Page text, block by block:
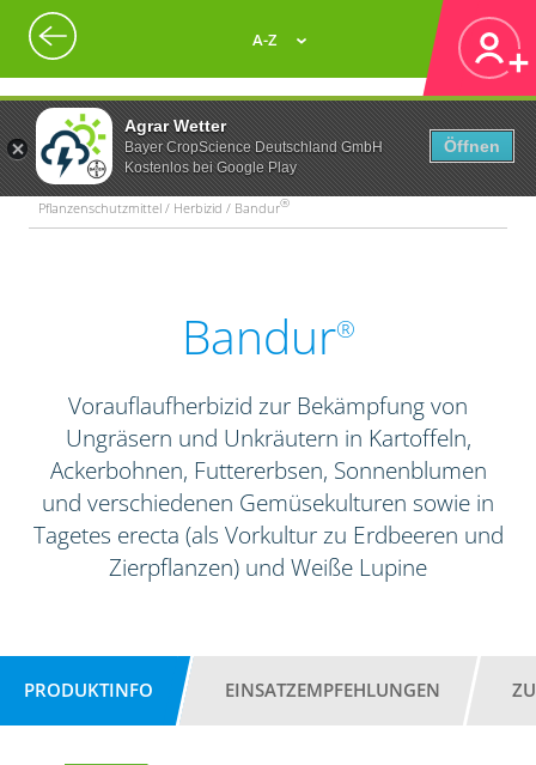
Agrar Wetter
Bayer CropScience Deutschland GmbH
Kostenlos bei Google Play
Öffnen
A-Z
Pflanzenschutzmittel / Herbizid / Bandur®
Bandur®
Vorauflaufherbizid zur Bekämpfung von
Ungräsern und Unkräutern in Kartoffeln,
Ackerbohnen, Futtererbsen, Sonnenblumen
und verschiedenen Gemüsekulturen sowie in
Tagetes erecta (als Vorkultur zu Erdbeeren und
Zierpflanzen) und Weiße Lupine
PRODUKTINFO EINSATZEMPFEHLUNGEN